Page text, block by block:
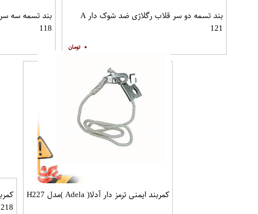
بند تسمه دو سر قلاب رگلاژی ضد شوک دار A
121
۰
118
کمربند ایمنی ترمز دار آدلا( Adela )مدل H227
218